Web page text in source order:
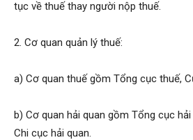
tục về thuế thay người nộp thuế.
2. Cơ quan quản lý thuế:
a) Cơ quan thuế gồm Tổng cục thuế,
b) Cơ quan hải quan gồm Tổng cục hải
Chi cục hải quan.